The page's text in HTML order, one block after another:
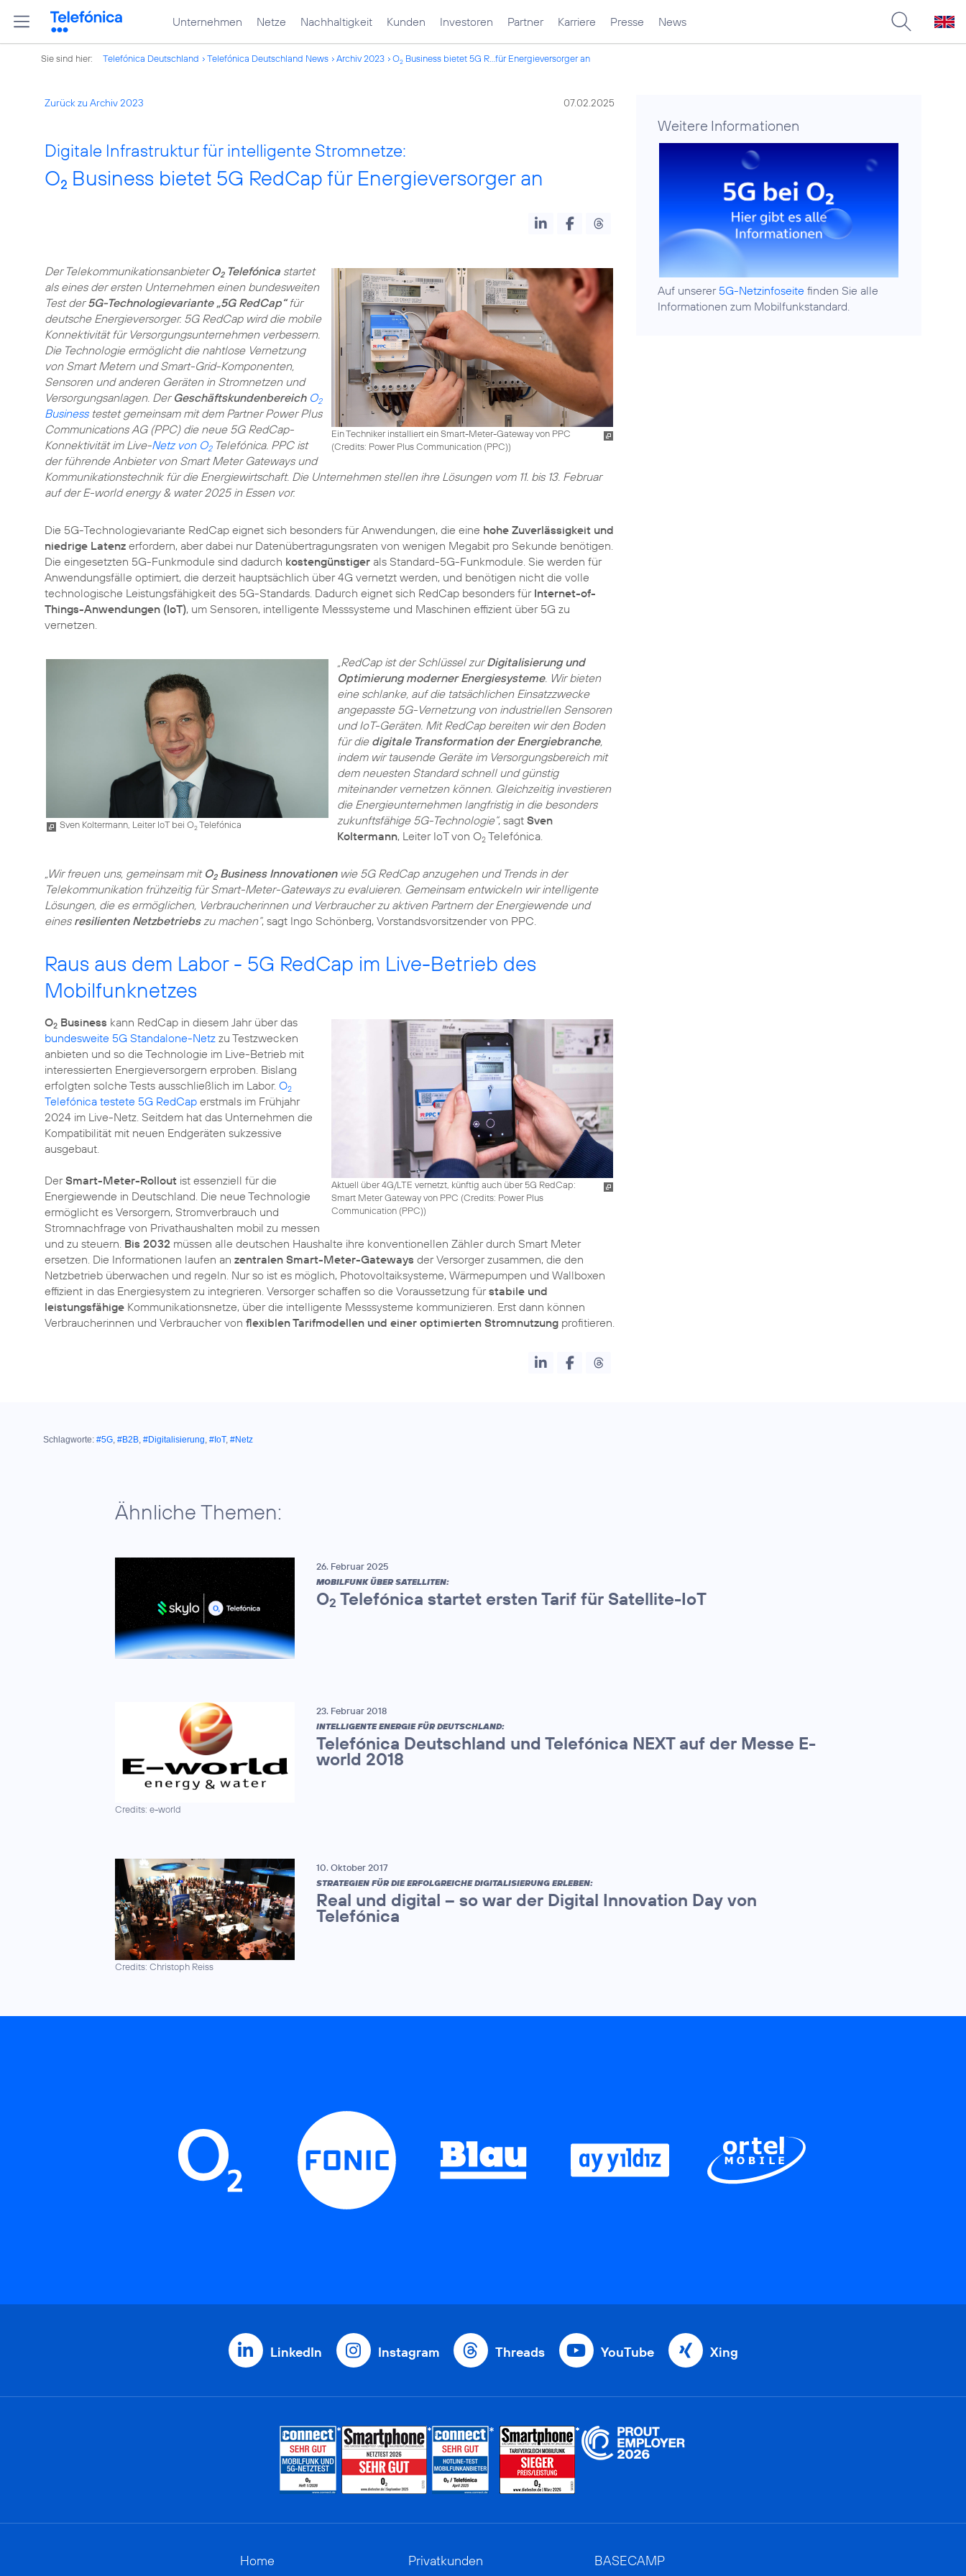
Unternehmen Netze Nachhaltigkeit Kunden Investoren Partner Karriere Presse News
Sie sind hier: Telefónica Deutschland Telefónica Deutschland News Archiv 2023 O2 Business bietet 5G R...für Energieversorger an
Zurück zu Archiv 2023 07.02.2025
Digitale Infrastruktur für intelligente Stromnetze:
O2 Business bietet 5G RedCap für Energieversorger an
Ein Techniker installiert ein Smart-Meter-Gateway von PPC
(Credits: Power Plus Communication (PPC))
Der Telekommunikationsanbieter O2Telefónica startet
als eines der ersten Unternehmen einen bundesweiten
Test der5G-Technologievariante „5G RedCap“für
deutsche Energieversorger. 5G RedCap wird die mobile
Konnektivität für Versorgungsunternehmen verbessern.
Die Technologie ermöglicht die nahtlose Vernetzung
von Smart Metern und Smart-Grid-Komponenten,
Sensoren und anderen Geräten in Stromnetzen und
Versorgungsanlagen. Der Geschäftskundenbereich O2
Businesstestet gemeinsam mit dem Partner Power Plus
Communications AG (PPC) die neue 5G RedCap-
Konnektivität im Live-Netz von O2Telefónica. PPC ist
der führende Anbieter von Smart Meter Gateways und
Kommunikationstechnik für die Energiewirtschaft. Die Unternehmen stellen ihre Lösungen vom 11. bis 13. Februar
auf der E-world energy & water 2025 in Essen vor.
Die 5G-Technologievariante RedCap eignet sich besonders für Anwendungen, die eine hohe Zuverlässigkeit und
niedrige Latenz erfordern, aber dabei nur Datenübertragungsraten von wenigen Megabit pro Sekunde benötigen.
Die eingesetzten 5G-Funkmodule sind dadurch kostengünstiger als Standard-5G-Funkmodule. Sie werden für
Anwendungsfälle optimiert, die derzeit hauptsächlich über 4G vernetzt werden, und benötigen nicht die volle
technologische Leistungsfähigkeit des 5G-Standards. Dadurch eignet sich RedCap besonders für Internet-of-
Things-Anwendungen (IoT), um Sensoren, intelligente Messsysteme und Maschinen effizient über 5G zu
vernetzen.
Sven Koltermann, Leiter IoT bei O2Telefónica
„RedCap ist der Schlüssel zurDigitalisierung und
Optimierung moderner Energiesysteme. Wir bieten
eine schlanke, auf die tatsächlichen Einsatzzwecke
angepasste 5G-Vernetzung von industriellen Sensoren
und IoT-Geräten. Mit RedCap bereiten wir den Boden
für die digitale Transformation der Energiebranche,
indem wir tausende Geräte im Versorgungsbereich mit
dem neuesten Standard schnell und günstig
miteinander vernetzen können. Gleichzeitig investieren
die Energieunternehmen langfristig in die besonders
zukunftsfähige 5G-Technologie“, sagt Sven
Koltermann, Leiter IoT von O2Telefónica.
„Wir freuen uns, gemeinsam mit O2Business Innovationenwie 5G RedCap anzugehen und Trends in der
Telekommunikation frühzeitig für Smart-Meter-Gateways zu evaluieren. Gemeinsam entwickeln wir intelligente
Lösungen, die es ermöglichen, Verbraucherinnen und Verbraucher zu aktiven Partnern der Energiewende und
eines resilienten Netzbetriebszu machen“, sagt Ingo Schönberg, Vorstandsvorsitzender von PPC.
Raus aus dem Labor - 5G RedCap im Live-Betrieb des
Mobilfunknetzes
Aktuell über 4G/LTE vernetzt, künftig auch über 5G RedCap:
Smart Meter Gateway von PPC (Credits: Power Plus
Communication (PPC))
O2 Business kann RedCap in diesem Jahr über das
bundesweite 5G Standalone-Netz zu Testzwecken
anbieten und so die Technologie im Live-Betrieb mit
interessierten Energieversorgern erproben. Bislang
erfolgten solche Tests ausschließlich im Labor. O2
Telefónica testete 5G RedCap erstmals im Frühjahr
2024 im Live-Netz. Seitdem hat das Unternehmen die
Kompatibilität mit neuen Endgeräten sukzessive
ausgebaut.
DerSmart-Meter-Rollout ist essenziell für die
Energiewende in Deutschland. Die neue Technologie
ermöglicht es Versorgern, Stromverbrauch und
Stromnachfrage von Privathaushalten mobil zu messen
und zu steuern. Bis 2032 müssen alle deutschen Haushalte ihre konventionellen Zähler durch Smart Meter
ersetzen. Die Informationen laufen an zentralen Smart-Meter-Gateways der Versorger zusammen, die den
Netzbetrieb überwachen und regeln. Nur so ist es möglich, Photovoltaiksysteme, Wärmepumpen und Wallboxen
effizient in das Energiesystem zu integrieren. Versorger schaffen so die Voraussetzung fürstabile und
leistungsfähige Kommunikationsnetze, über die intelligente Messsysteme kommunizieren. Erst dann können
Verbraucherinnen und Verbraucher von flexiblen Tarifmodellen und einer optimierten Stromnutzung profitieren.
Weitere Informationen
Auf unserer 5G-Netzinfoseite finden Sie alle
Informationen zum Mobilfunkstandard.
Schlagworte: #5G, #B2B, #Digitalisierung, #IoT, #Netz
Ähnliche Themen:
26. Februar 2025
MOBILFUNK ÜBER SATELLITEN:
O2 Telefónica startet ersten Tarif für Satellite-IoT
Credits: e-world
23. Februar 2018
INTELLIGENTE ENERGIE FÜR DEUTSCHLAND:
Telefónica Deutschland und Telefónica NEXT auf der Messe E-
world 2018
Credits: Christoph Reiss
10. Oktober 2017
STRATEGIEN FÜR DIE ERFOLGREICHE DIGITALISIERUNG ERLEBEN:
Real und digital – so war der Digital Innovation Day von
Telefónica
LinkedIn Instagram Threads YouTube Xing
Home
Privatkunden
BASECAMP